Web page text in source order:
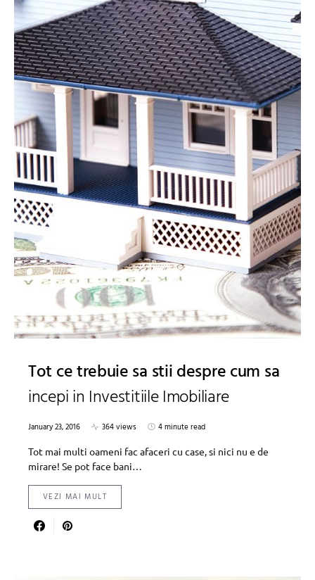
Tot ce trebuie sa stii despre cum sa
incepi in Investitiile Imobiliare
January 23, 2016 364 views
4 minute read
Tot mai multi oameni fac afaceri cu case, si nici nu e de
mirare! Se pot face bani…
VEZI MAI MULT